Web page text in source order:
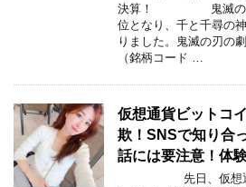
決算！ 鬼滅の刃の
位となり、千と千尋の
りました。鬼滅の刃の
（銘柄コード …
仮想通貨ビットコ
欺！SNSで知り合
話には要注意！体
先日、仮想通貨